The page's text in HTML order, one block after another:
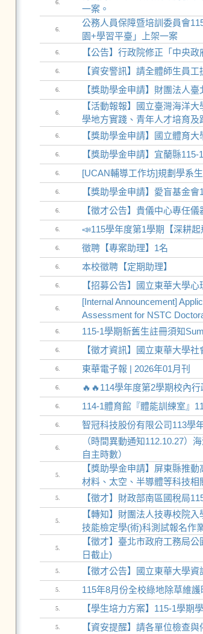
6.
一案。
6.
公務人員保障暨培訓委員會
園+學習平臺」上架一案
6. 【公告】行政院修正「中央
6. 【資安警訊】請全體師生員
6. 【獎助學金申請】財團法人
6.
【活動報報】國立臺灣海洋
學地方實踐、青年人才培育及
6. 【獎助學金申請】國立體育
6. 【獎助學金申請】宜蘭縣
6. [UCAN輔導工作坊]規劃學系
6. 【獎助學金申請】愛盲基金
6. 【徵才公告】貴儀中心專任
6. 📣115學年度第1學期【深耕
6. 徵聘【專案助理】1名
6. 本校徵聘【定期助理】
6. 【招募公告】國立東華大學
6.
[Internal Announcement]
Assessment for NSTC
6. 115-1學期新舊生註冊須知
6. 【徵才資訊】國立東華大學
6. 東華電子報 | 2026年01月刊
6. 🔥🔥114學年度第2學期校內
6. 114-1體育館『體能訓練室』
6. 智冠科技股份有限公司113學
6.
（時間異動通知112.10.27）
自主時數）
5.
【獎助學金申請】屏東縣推
材料、太空、半導體等科技相
5. 【徵才】財政部南區國稅局
5.
【轉知】財團法人技專校院
技能檢定學(術)科測試報名作
5.
【徵才】臺北市政府工務局
日截止)
5. 【徵才公告】國立東華大學
5. 115年8月份全校綠地除草維
5. 【學生培力方案】115-1學期
5. 【資安提醒】請各單位檢查